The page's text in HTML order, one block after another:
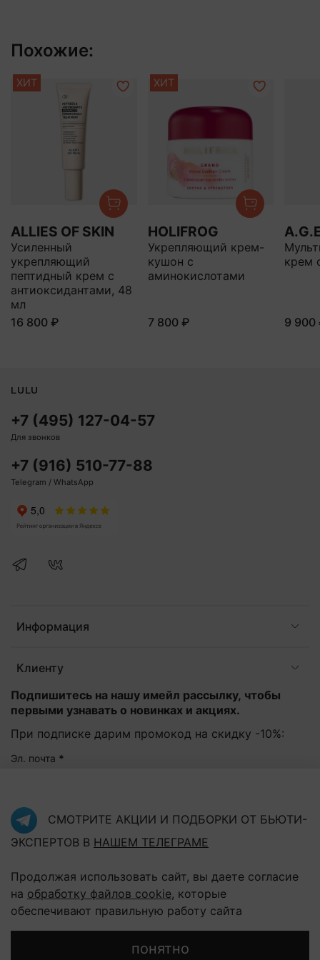
В корзину
Похожие:
ХИТ
ALLIES OF SKIN
Усиленный
укрепляющий
пептидный крем с
антиоксидантами, 48
мл
16 800 ₽
ХИТ
HOLIFROG
Укрепляющий крем-
кушон с
аминокислотами
7 800 ₽
крем
9 900
Информация
Клиенту
Подпишитесь на нашу имейл рассылку, чтобы
первыми узнавать о новинках и акциях.
При подписке дарим промокод на скидку -10%:
Эл. почта *
Подписаться
Нажав на кнопку "Подписаться", Вы соглашаетесь с
+7 (495) 127-04-57
Для звонков
+7 (916) 510-77-88
Telegram / WhatsApp
LULU
СМОТРИТЕ АКЦИИ И ПОДБОРКИ ОТ БЬЮТИ-
ЭКСПЕРТОВ В НАШЕМ ТЕЛЕГРАМЕ
Продолжая использовать сайт, вы даете согласие
на обработку файлов cookie, которые
обеспечивают правильную работу сайта
понятно